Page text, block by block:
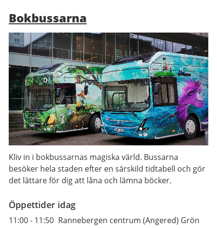
Bokbussarna
Kliv in i bokbussarnas magiska värld. Bussarna
besöker hela staden efter en särskild tidtabell och gör
det lättare för dig att låna och lämna böcker.
Öppettider idag
11:00- 11:50 Rannebergen centrum (Angered) Grön